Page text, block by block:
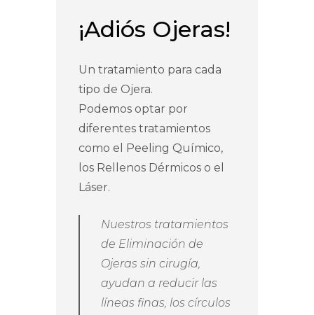
¡Adiós Ojeras!
Un tratamiento para cada
tipo de Ojera.
Podemos optar por
diferentes tratamientos
como el Peeling Químico,
los Rellenos Dérmicos o el
Láser.
Nuestros tratamientos
de Eliminación de
Ojeras sin cirugía,
ayudan a reducir las
líneas finas, los círculos